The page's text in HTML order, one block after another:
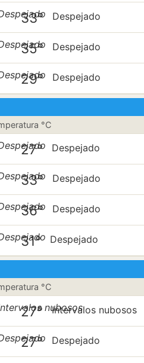
33° Despejado
35° Despejado
29° Despejado
°C
27° Despejado
33° Despejado
36° Despejado
31° Despejado
°C
27° Intervalos nubosos
27° Despejado